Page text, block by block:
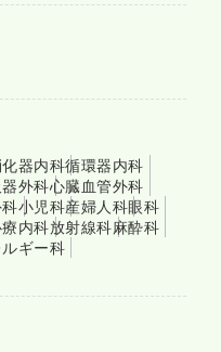
器内科循環器内科
外科心臓血管外科
小児科産婦人科眼科
内科放射線科麻酔科
ギー科